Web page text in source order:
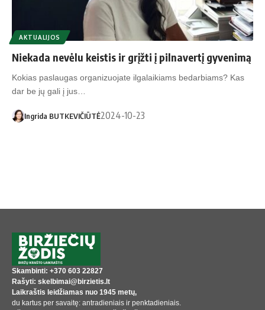
AKTUALIJOS
Niekada nevėlu keistis ir grįžti į pilnavertį gyvenimą
Kokias paslaugas organizuojate ilgalaikiams bedarbiams? Kas
dar be jų gali į jus…
Ingrida BUTKEVIČIŪTĖ2024-10-23
Skambinti: +370 603 22827
Rašyti: skelbimai@birzietis.lt
Laikraštis leidžiamas nuo 1945 metų,
du kartus per savaitę: antradieniais ir penktadieniais.